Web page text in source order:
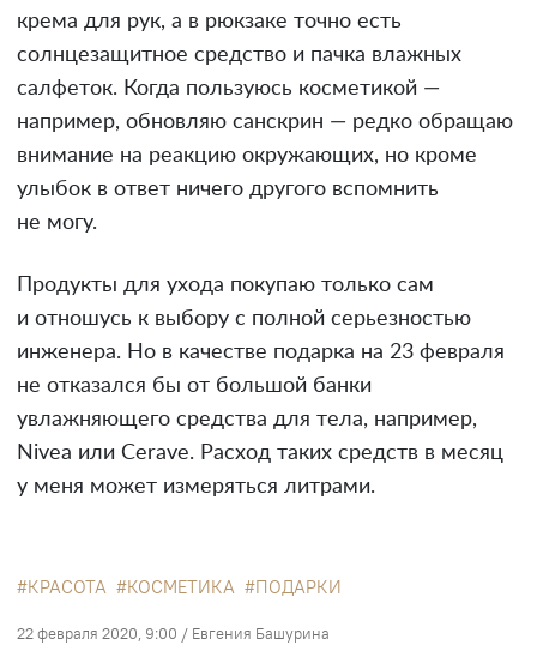
крема для рук, а в рюкзаке точно есть
солнцезащитное средство и пачка влажных
салфеток. Когда пользуюсь косметикой —
например, обновляю санскрин — редко обращаю
внимание на реакцию окружающих, но кроме
улыбок в ответ ничего другого вспомнить
не могу.
Продукты для ухода покупаю только сам
и отношусь к выбору с полной серьезностью
инженера. Но в качестве подарка на 23 февраля
не отказался бы от большой банки
увлажняющего средства для тела, например,
Nivea или Cerave. Расход таких средств в месяц
у меня может измеряться литрами.
КРАСОТА КОСМЕТИКА ПОДАРКИ
22 февраля 2020, 9:00 / Евгения Башурина